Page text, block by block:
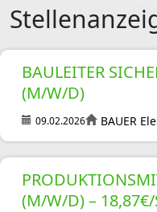
BAULEITER
(M/W/D)
09.02.2026 BAUER
(M/W/D) – 18,87€/